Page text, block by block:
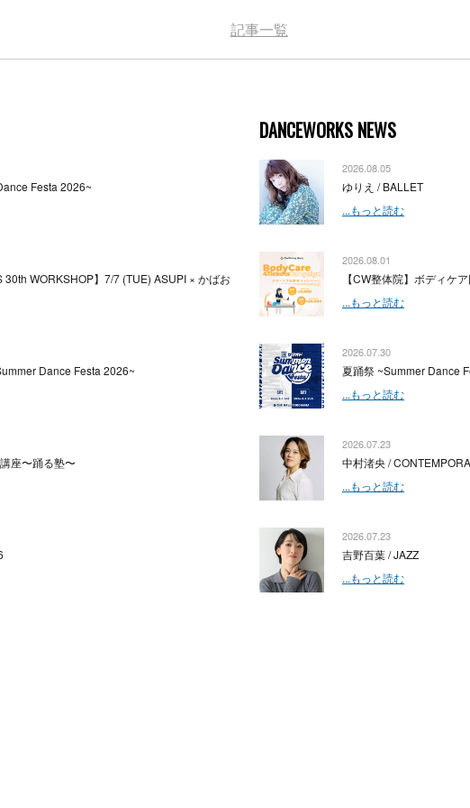
記事一覧
Festa 2026~
30th WORKSHOP】7/7 (TUE) ASUPI × かばお
Dance Festa 2026~
座〜踊る塾〜
DANCEWORKS NEWS
2026.08.05
ゆりえ / BALLET
...もっと読む
2026.08.01
【CW整体院】ボディケ
...もっと読む
2026.07.30
夏踊祭 ~Summer Dance
...もっと読む
2026.07.23
中村渚央 /
...もっと読む
2026.07.23
吉野百葉 / JAZZ
...もっと読む